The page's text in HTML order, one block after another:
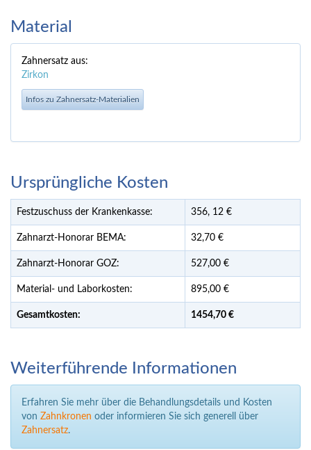
Material
Zahnersatz aus:
Zirkon
Infos zu Zahnersatz-Materialien
Ursprüngliche Kosten
Festzuschuss der Krankenkasse: 356, 12 €
Zahnarzt-Honorar BEMA: 32,70 €
Zahnarzt-Honorar GOZ: 527,00 €
Material- und Laborkosten: 895,00 €
Gesamtkosten: 1454,70 €
Weiterführende Informationen
Erfahren Sie mehr über die Behandlungsdetails und Kosten
von Zahnkronen oder informieren Sie sich generell über
Zahnersatz.